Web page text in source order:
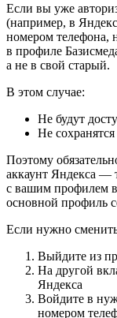
Если вы уже
(например, в
номером
в профиле
а не в свой старый.
В этом случае:
Не будут
Не
Поэтому
аккаунт Яндекса —
с вашим профилем в
основной профиль
Если нужно
Выйдите из
На другой
Яндекса
Войдите в
номером